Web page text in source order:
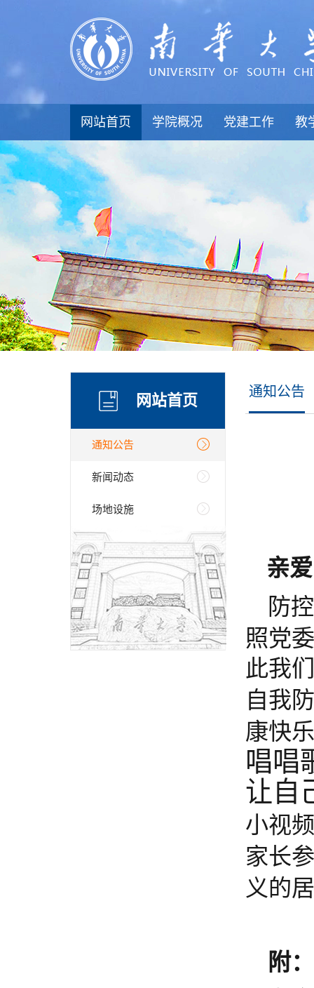
网站首页 学院概况 党建工作 教
网站首页
通知公告
新闻动态
场地设施
通知公告
亲
防
照党
此我
自我
康快
唱唱
让自
小视
家长
义的
附：